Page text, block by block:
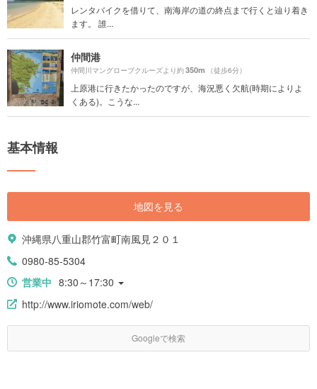
レンタバイクを借りて、南海岸の道の終点まで行くと辿り着き
ます。 誰...
仲間港
仲間川マングローブクルーズより約350m （徒歩6分）
上原港に行きたかったのですが、海況悪く欠航(時期によりよ
くある)。こうな...
基本情報
地図を見る
沖縄県八重山郡竹富町南風見２０１
0980-85-5304
営業中 8:30～17:30
http://www.iriomote.com/web/
Googleで検索